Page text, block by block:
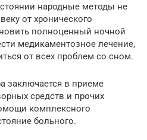
народные методы не
от хронического
полноценный ночной
медикаментозное лечение,
от всех проблем со сном.
заключается в приеме
средств и прочих
комплексного
больного.